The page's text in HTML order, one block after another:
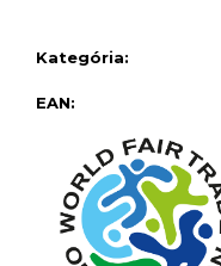
Kategória:
EAN:
?